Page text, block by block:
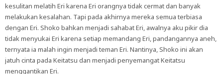
kesulitan melatih Eri karena Eri orangnya tidak cermat dan banyak
melakukan kesalahan. Tapi pada akhirnya mereka semua terbiasa
dengan Eri. Shoko bahkan menjadi sahabat Eri, awalnya aku pikir dia
tidak menyukai Eri karena setiap memandang Eri, pandangannya aneh,
ternyata ia malah ingin menjadi teman Eri. Nantinya, Shoko ini akan
jatuh cinta pada Keitatsu dan menjadi penyemangat Keitatsu
menggantikan Eri.